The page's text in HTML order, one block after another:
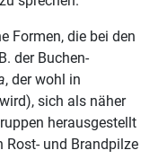
Formen, die bei den
der Buchen-
, der wohl in
sich als näher
herausgestellt
Rost- und Brandpilze